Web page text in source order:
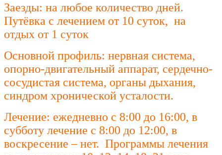
Заезды: на любое количество дней.
Путёвка с лечением от 10 суток, на
отдых от 1 суток
Основной профиль: нервная система,
опорно-двигательный аппарат, сердечно-
сосудистая система, органы дыхания,
синдром хронической усталости.
Лечение: ежедневно с 8:00 до 16:00, в
субботу лечение с 8:00 до 12:00, в
воскресение – нет. Программы лечения